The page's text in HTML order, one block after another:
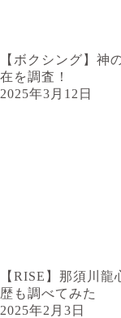
【ボクシング】神
在を調査！
2025年3月12日
【RISE】那須川
歴も調べてみた
2025年2月3日